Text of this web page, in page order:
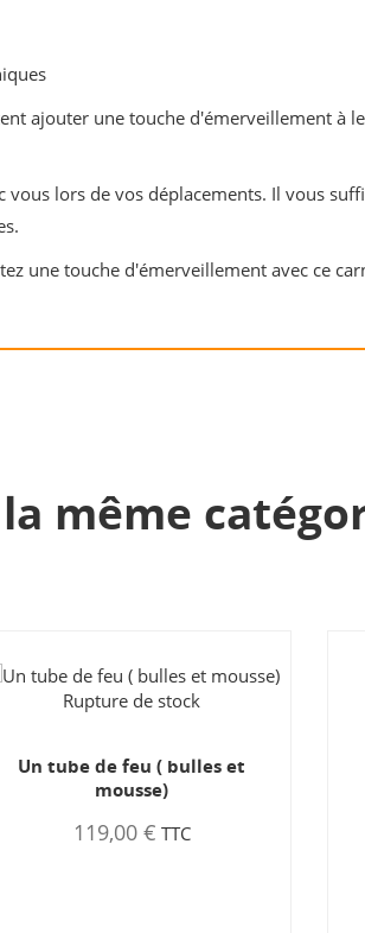
ajouter une touche d'émerveillement à
lors de vos déplacements. Il vous
une touche d'émerveillement avec ce
même
Rupture de stock
Un tube de feu ( bulles et
mousse)
119,00 € TTC